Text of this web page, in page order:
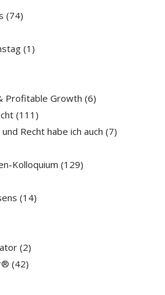
(74)
(1)
Profitable Growth (6)
(111)
Recht habe ich auch (7)
Kolloquium (129)
(14)
(2)
(42)